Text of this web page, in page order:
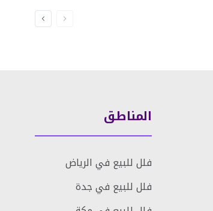
المناطق
فلل للبيع في الرياض
فلل للبيع في جدة